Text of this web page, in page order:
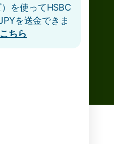
を使ってHSBC
を送金できま
ちら